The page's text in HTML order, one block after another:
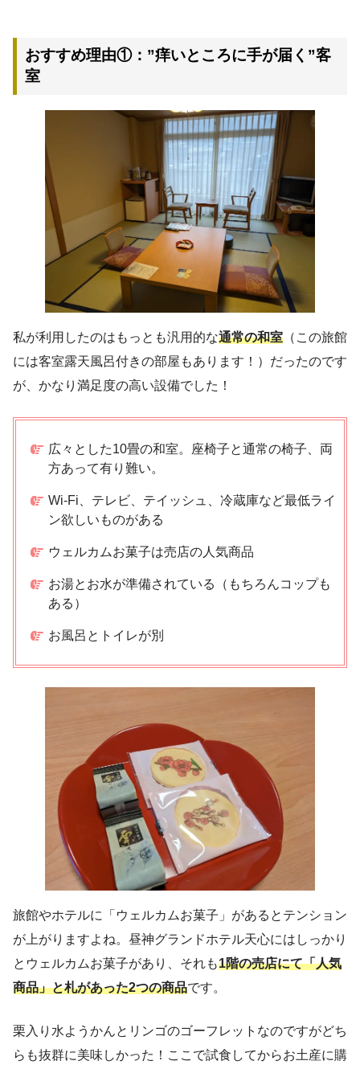
おすすめ理由①：”痒いところに手が届く”客
室
私が利用したのはもっとも汎用的な通常の和室 （この旅館
には客室露天風呂付きの部屋もあります！）だったのです
が、かなり満足度の高い設備でした！
広々とした10畳の和室。座椅子と通常の椅子、両
方あって有り難い。
Wi-Fi、テレビ、テイッシュ、冷蔵庫など最低ライ
ン欲しいものがある
ウェルカムお菓子は売店の人気商品
お湯とお水が準備されている（もちろんコップも
ある）
お風呂とトイレが別
旅館やホテルに「ウェルカムお菓子」があるとテンション
が上がりますよね。昼神グランドホテル天心にはしっかり
とウェルカムお菓子があり、それも1階の売店にて「人気
商品」と札があった2つの商品です。
栗入り水ようかんとリンゴのゴーフレットなのですがどち
らも抜群に美味しかった！ここで試食してからお土産に購